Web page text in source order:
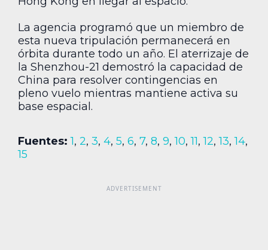
La agencia programó que un miembro de
esta nueva tripulación permanecerá en
órbita durante todo un año. El aterrizaje de
la Shenzhou-21 demostró la capacidad de
China para resolver contingencias en
pleno vuelo mientras mantiene activa su
base espacial.
Fuentes: 1, 2, 3, 4, 5, 6, 7, 8, 9,10,11,12,13,14,
15